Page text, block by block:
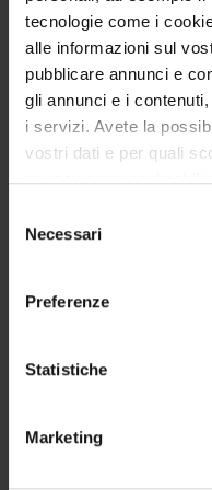
tecnologie come i
alle informazioni sul
pubblicare annunci e
gli annunci e i
i servizi. Avete la
vostri dati e per quali
privacy sono applicabili
modificare o revocare il
momento dalla
raccogliere
geografica, con
Identificare il
delNecessari
Preferenze
Statistiche
Marketing
Tecnico-Amministrativo
Michela Rimondini
Professore associato
Christa Zimmermann
Incaricato alla ricerca
SEZIONI
GRUPPI DI RICERCA